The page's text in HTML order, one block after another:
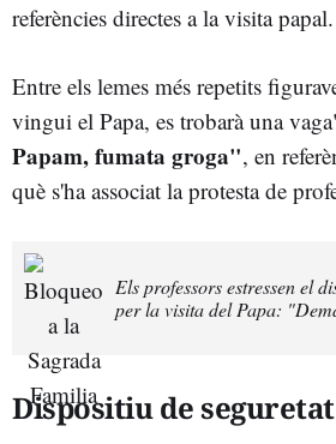
referències directes a la visita papal.
Entre els lemes més repetits
vingui el Papa, es trobarà una
Papam, fumata groga", en
què s'ha associat la protesta de
Els professors estressen el
per la visita del Papa:
Dispositiu de seguretat